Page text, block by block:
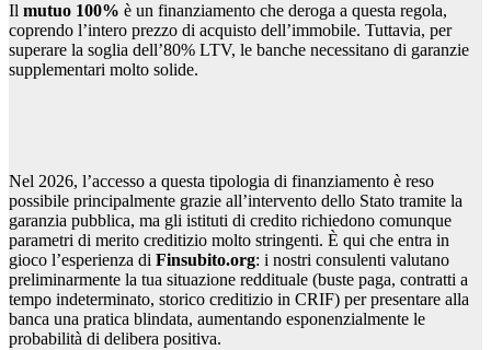
Il mutuo 100% è un finanziamento che deroga a questa regola,
coprendo l’intero prezzo di acquisto dell’immobile. Tuttavia, per
superare la soglia dell’80% LTV, le banche necessitano di garanzie
supplementari molto solide.
Nel 2026, l’accesso a questa tipologia di finanziamento è reso
possibile principalmente grazie all’intervento dello Stato tramite la
garanzia pubblica, ma gli istituti di credito richiedono comunque
parametri di merito creditizio molto stringenti. È qui che entra in
gioco l’esperienza di Finsubito.org: i nostri consulenti valutano
preliminarmente la tua situazione reddituale (buste paga, contratti a
tempo indeterminato, storico creditizio in CRIF) per presentare alla
banca una pratica blindata, aumentando esponenzialmente le
probabilità di delibera positiva.